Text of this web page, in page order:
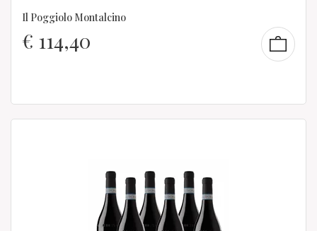
Il Poggiolo Montalcino
€ 114,40